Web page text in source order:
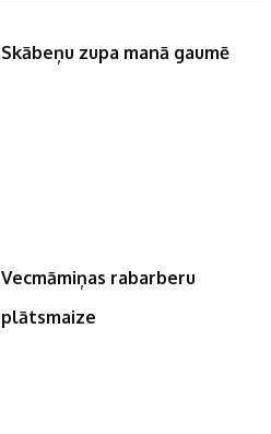
Skābeņu zupa manā gaumē
Vecmāmiņas rabarberu
plātsmaize